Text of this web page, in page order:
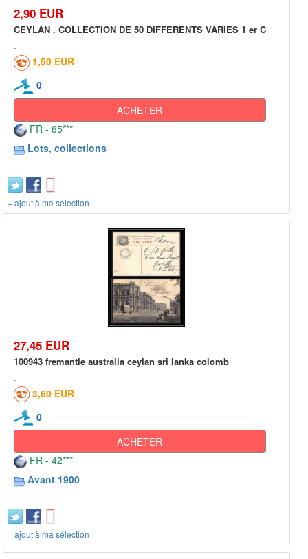
2,90 EUR
CEYLAN . COLLECTION DE 50 DIFFERENTS VARIES 1 er C
1,50 EUR
0
ACHETER
FR - 85***
Lots, collections
+ ajout à ma sélection
27,45 EUR
100943 fremantle australia ceylan sri lanka colomb
3,60 EUR
0
ACHETER
FR - 42***
Avant 1900
+ ajout à ma sélection